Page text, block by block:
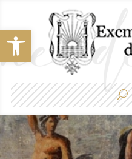
Abrir barra de